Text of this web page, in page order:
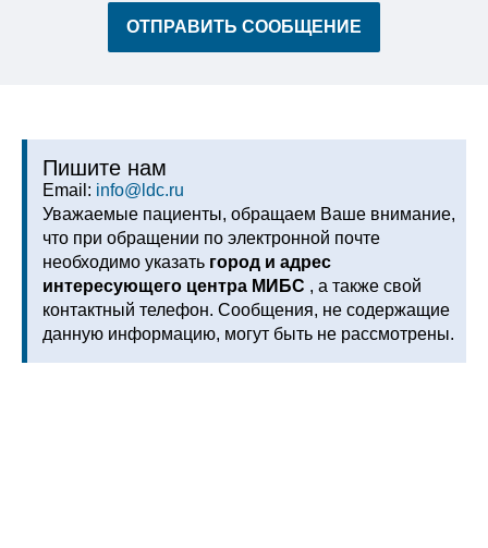
Пишите нам
Email: info@ldc.ru
Уважаемые пациенты, обращаем Ваше внимание,
что при обращении по электронной почте
необходимо указать город и адрес
интересующего центра МИБС , а также свой
контактный телефон. Сообщения, не содержащие
данную информацию, могут быть не рассмотрены.